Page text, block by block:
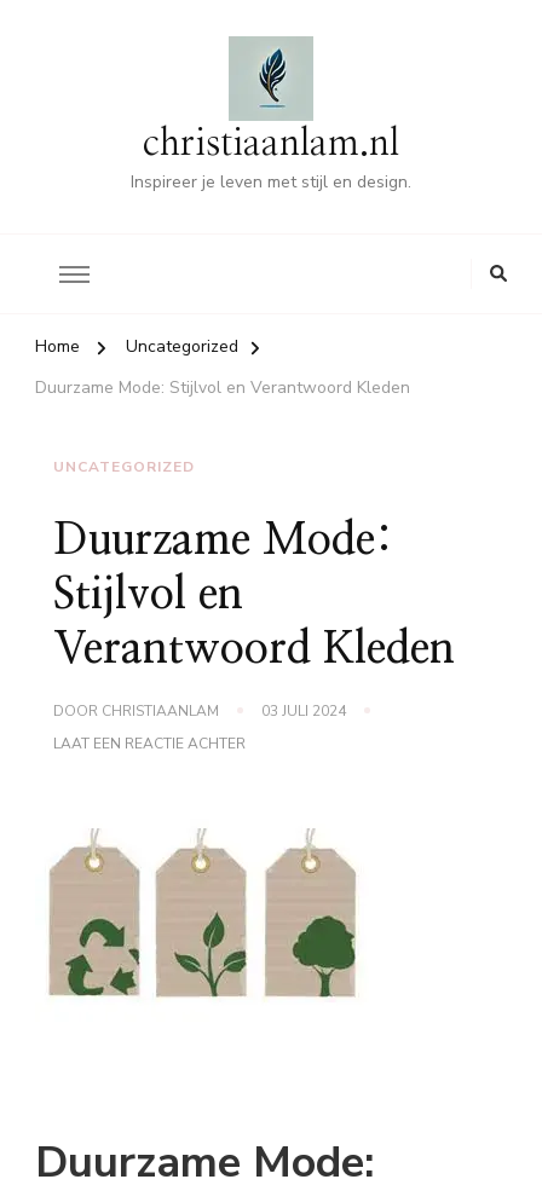
christiaanlam.nl
Inspireer je leven met stijl en design.
Home
Uncategorized
Duurzame Mode: Stijlvol en Verantwoord Kleden
UNCATEGORIZED
Duurzame Mode:
Stijlvol en
Verantwoord Kleden
DOOR CHRISTIAANLAM
03 JULI 2024
LAAT EEN REACTIE ACHTER
VERANTWOORD
KLEDEN
Duurzame Mode: